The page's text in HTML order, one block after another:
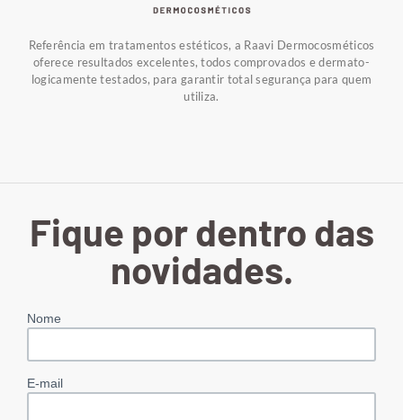
Referência em tratamentos estéticos, a Raavi Dermocosméticos
oferece resultados excelentes, todos comprovados e dermato-
logicamente testados, para garantir total segurança para quem
utiliza.
Fique por dentro das
novidades.
Nome
E-mail